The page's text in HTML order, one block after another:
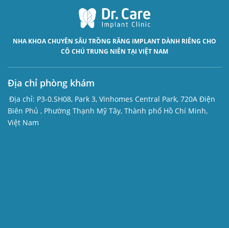
NHA KHOA CHUYÊN SÂU TRỒNG RĂNG IMPLANT DÀNH RIÊNG CHO
CÔ CHÚ TRUNG NIÊN TẠI VIỆT NAM
Địa chỉ phòng khám
Địa chỉ: P3-0.SH08, Park 3, Vinhomes Central Park, 720A Điện
Biên Phủ , Phường Thạnh Mỹ Tây, Thành phố Hồ Chí Minh,
Việt Nam